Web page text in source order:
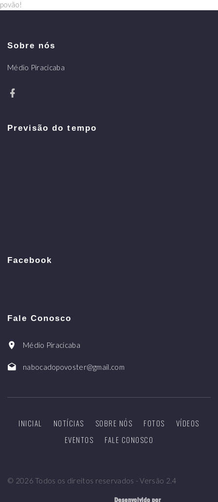
povão!
Sobre nós
Médio Piracicaba
Previsão do tempo
Facebook
Fale Conosco
Médio Piracicaba
nabocadopovoster@gmail.com
INICIAL NOTÍCIAS SOBRE NÓS FOTOS
VÍDEOS
EVENTOS
FALE CONOSCO
© 2026 Todos os direitos reservados - Versão 2.4